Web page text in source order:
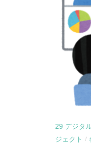
29 デジタ
ジェクト
/